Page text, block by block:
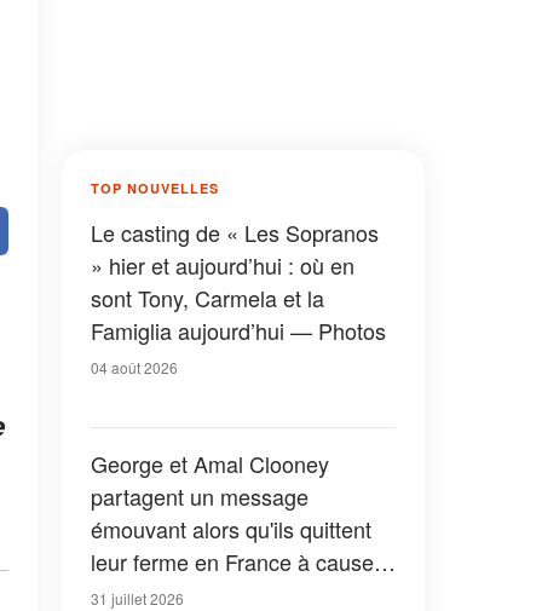
TOP NOUVELLES
Le casting de « Les Sopranos
» hier et aujourd’hui : où en
sont Tony, Carmela et la
Famiglia aujourd’hui — Photos
04 août 2026
George et Amal Clooney
partagent un message
émouvant alors qu'ils quittent
leur ferme en France à cause
des feux de forêt — Tous les
31 juillet 2026